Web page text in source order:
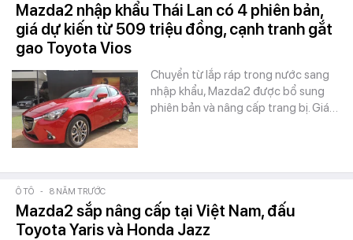
Mazda2 nhập khẩu Thái Lan có 4 phiên bản,
giá dự kiến từ 509 triệu đồng, cạnh tranh gắt
gao Toyota Vios
Chuyển từ lắp ráp trong nước sang
nhập khẩu, Mazda2 được bổ sung
phiên bản và nâng cấp trang bị. Giá…
Ô TÔ - 8 NĂM TRƯỚC
Mazda2 sắp nâng cấp tại Việt Nam, đấu
Toyota Yaris và Honda Jazz